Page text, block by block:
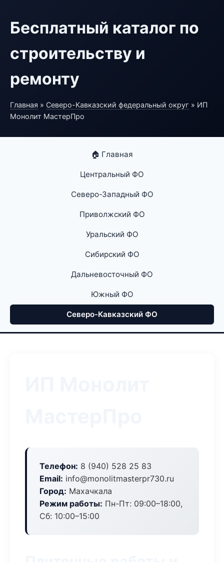
Бесплатный каталог по
строительству и
ремонту
Главная » Северо-Кавказский федеральный округ » ИП
Монолит МастерПро
🏠 Главная
Центральный ФО
Северо-Западный ФО
Приволжский ФО
Уральский ФО
Сибирский ФО
Дальневосточный ФО
Южный ФО
Северо-Кавказский ФО
Телефон: 8 (940) 528 25 83
Email: info@monolitmasterpr730.ru
Город: Махачкала
Режим работы: Пн-Пт: 09:00–18:00,
Сб: 10:00–15:00